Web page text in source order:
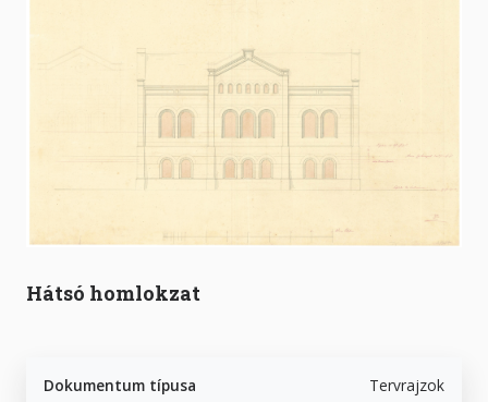
Hátsó homlokzat
Dokumentum típusa Tervrajzok